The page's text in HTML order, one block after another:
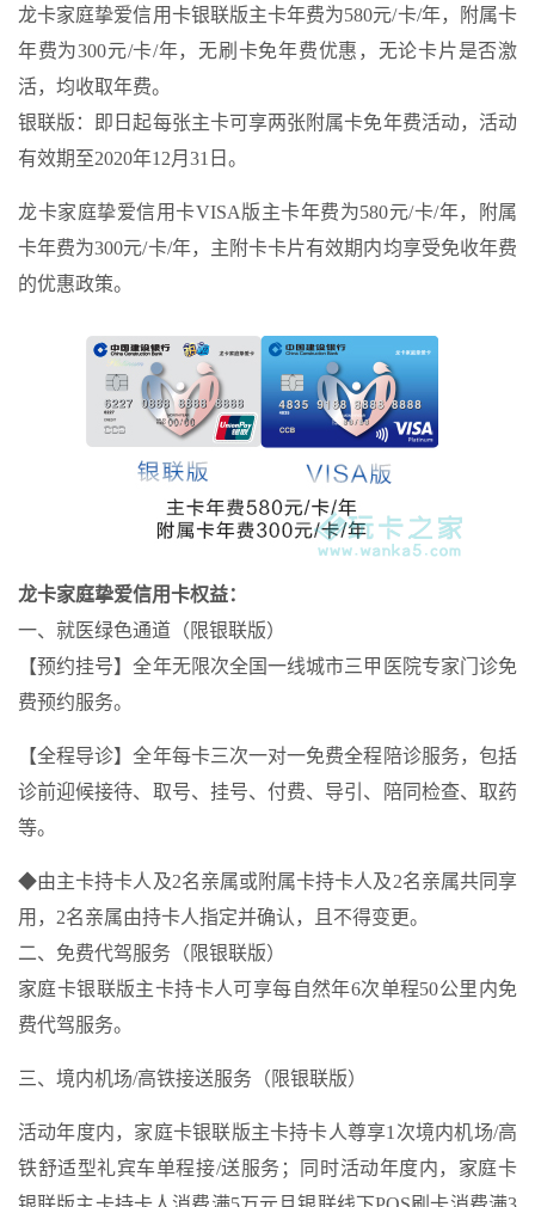
龙卡家庭挚爱信用卡银联版主卡年费为580元/卡/年，附属卡
年费为300元/卡/年，无刷卡免年费优惠，无论卡片是否激
活，均收取年费。
银联版：即日起每张主卡可享两张附属卡免年费活动，活动
有效期至2020年12月31日。
龙卡家庭挚爱信用卡VISA版主卡年费为580元/卡/年，附属
卡年费为300元/卡/年，主附卡卡片有效期内均享受免收年费
的优惠政策。
龙卡家庭挚爱信用卡权益：
一、就医绿色通道（限银联版）
【预约挂号】全年无限次全国一线城市三甲医院专家门诊免
费预约服务。
【全程导诊】全年每卡三次一对一免费全程陪诊服务，包括
诊前迎候接待、取号、挂号、付费、导引、陪同检查、取药
等。
◆由主卡持卡人及2名亲属或附属卡持卡人及2名亲属共同享
用，2名亲属由持卡人指定并确认，且不得变更。
二、免费代驾服务（限银联版）
家庭卡银联版主卡持卡人可享每自然年6次单程50公里内免
费代驾服务。
三、境内机场/高铁接送服务（限银联版）
活动年度内，家庭卡银联版主卡持卡人尊享1次境内机场/高
铁舒适型礼宾车单程接/送服务；同时活动年度内，家庭卡